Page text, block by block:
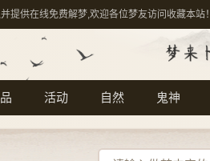
提供在线免费解梦,欢迎各位梦友访问收藏本站！
活动 自然 鬼神